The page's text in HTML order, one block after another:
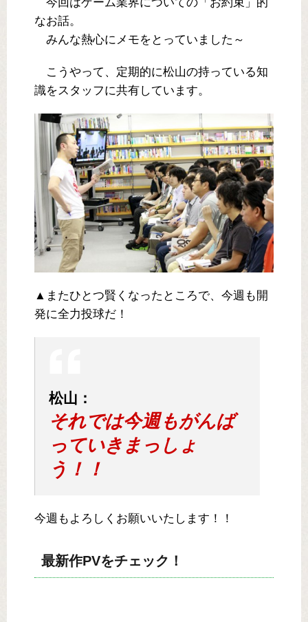
なお話。
みんな熱心にメモをとっていました～
こうやって、定期的に松山の持っている知
識をスタッフに共有しています。
▲またひとつ賢くなったところで、今週も開
発に全力投球だ！
松山：
それでは今週もがんば
っていきまっしょ
う！！
今週もよろしくお願いいたします！！
最新作PVをチェック！